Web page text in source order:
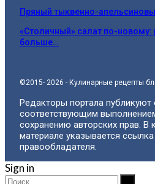
Пряный тыквенно-
«Столичный» салат по-новому:
больше…
©2015- 2026 - Кулинарные рецепты
Редакторы портала публикуют
соответствующим
сохранению авторских прав.
материале указывается
правообладателя.
Sign in